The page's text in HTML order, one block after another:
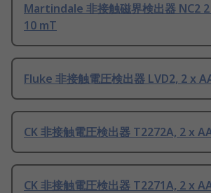
Martindale 非接触磁界検出器 NC2 2
10 mT
Fluke 非接触電圧検出器 LVD2, 2 x
CK 非接触電圧検出器 T2272A, 2 x
CK 非接触電圧検出器 T2271A, 2 x